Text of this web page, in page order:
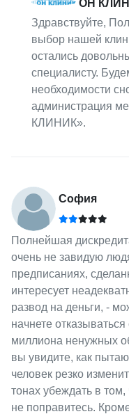
ОН
Здравствуйте,
выбор нашей
остались
специалисту.
необходимости
администрация
КЛИНИК».
София
Полнейшая
очень не завидую
предписаниях,
интересует
развод на деньги, -
начнете
миллиона ненужных
вы увидите, как
человек резко
тонах убеждать в том,
не поправитесь.